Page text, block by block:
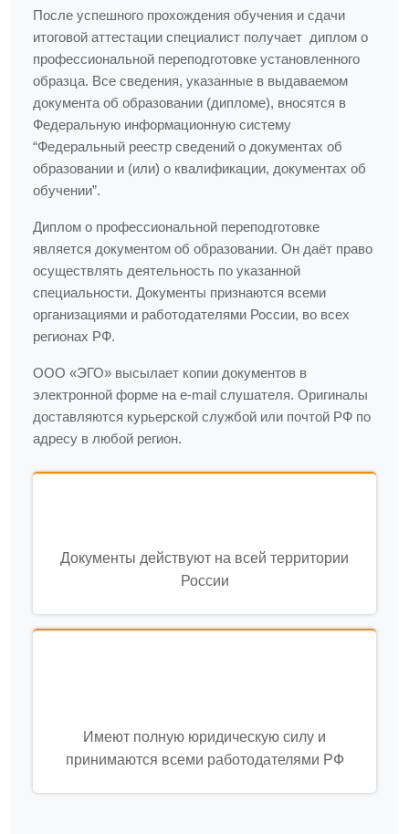
После успешного прохождения обучения и сдачи
итоговой аттестации специалист получает диплом о
профессиональной переподготовке установленного
образца. Все сведения, указанные в выдаваемом
документа об образовании (дипломе), вносятся в
Федеральную информационную систему
“Федеральный реестр сведений о документах об
образовании и (или) о квалификации, документах об
обучении”.
Диплом о профессиональной переподготовке
является документом об образовании. Он даёт право
осуществлять деятельность по указанной
специальности. Документы признаются всеми
организациями и работодателями России, во всех
регионах РФ.
ООО «ЭГО» высылает копии документов в
электронной форме на e-mail слушателя. Оригиналы
доставляются курьерской службой или почтой РФ по
адресу в любой регион.
Документы действуют на всей территории
России
Имеют полную юридическую силу и
принимаются всеми работодателями РФ